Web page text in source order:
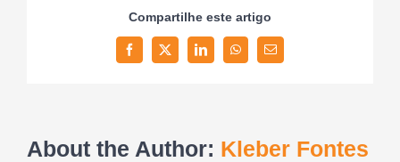
Compartilhe este artigo
FacebookTwitterLinkedInWhatsAppEmail
About the Author: Kleber Fontes